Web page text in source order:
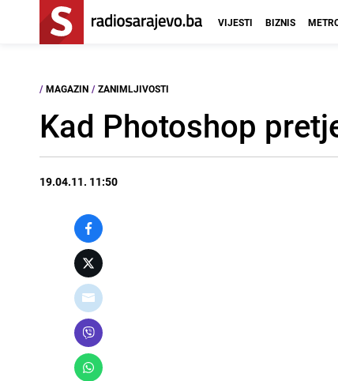
VIJESTI BIZNIS
/ MAGAZIN / ZANIMLJIVOSTI
Kad Photoshop
19.04.11. 11:50